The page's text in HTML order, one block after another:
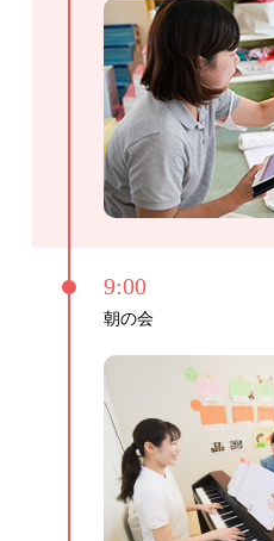
9:00
朝の会